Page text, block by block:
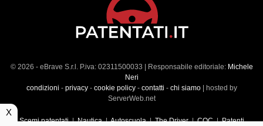
© 2026 - eBrave S.r.l. P.iva: 02311500033 | Responsabile editoriale: Michele
Neri
condizioni - privacy- cookie policy- contatti - chi siamo| hosted by
ServerWeb.net
Scemi patentati|Nautica|Autoscuola|The Driver|CQC|Patenti
X